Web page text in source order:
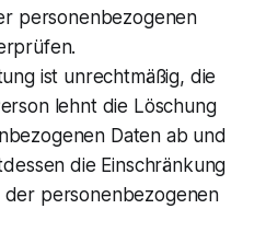
personenbezogenen
ist unrechtmäßig, die
lehnt die Löschung
Daten ab und
die Einschränkung
personenbezogenen